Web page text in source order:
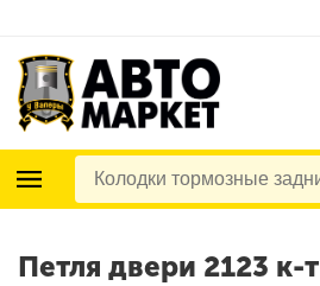
Петля двери 2123 к-т